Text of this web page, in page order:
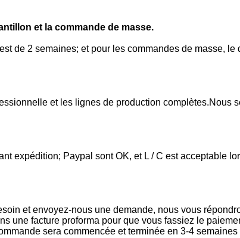
et la commande de masse.
de 2 semaines; et pour les commandes de masse,
et les lignes de production complètes.Nous
expédition; Paypal sont OK, et L / C est acceptable
et envoyez-nous une demande, nous vous
une facture proforma pour que vous fassiez le
sera commencée et terminée en 3-4